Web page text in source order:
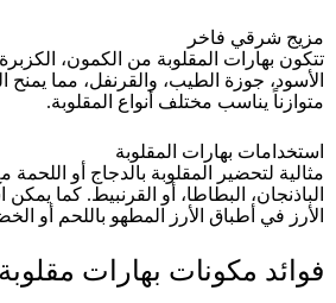
مزيج شرقي فاخر
تتكون بهارات المقلوبة من الكمون،
الأسود، جوزة الطيب، والقرنفل، مما يمنح
متوازناً يناسب مختلف أنواع المقلوبة.
استخدامات بهارات المقلوبة
مثالية لتحضير المقلوبة بالدجاج أو
الباذنجان، البطاطا، أو القرنبيط. كما
الأرز في أطباق الأرز المطهو باللحم أو
فوائد مكونات بهارات مقلوبة